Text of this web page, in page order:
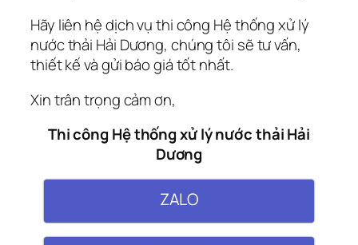
Hãy liên hệ dịch vụ thi công Hệ thống xử lý
nước thải Hải Dương, chúng tôi sẽ tư vấn,
thiết kế và gửi báo giá tốt nhất.
Xin trân trọng cảm ơn,
Thi công Hệ thống xử lý nước thải Hải
Dương
ZALO